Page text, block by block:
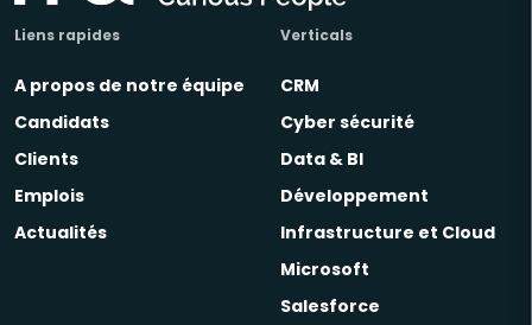
Liens rapides
A propos de notre équipe
Candidats
Clients
Emplois
Actualités
Verticals
CRM
Cyber sécurité
Data & BI
Développement
Infrastructure et Cloud
Microsoft
Salesforce